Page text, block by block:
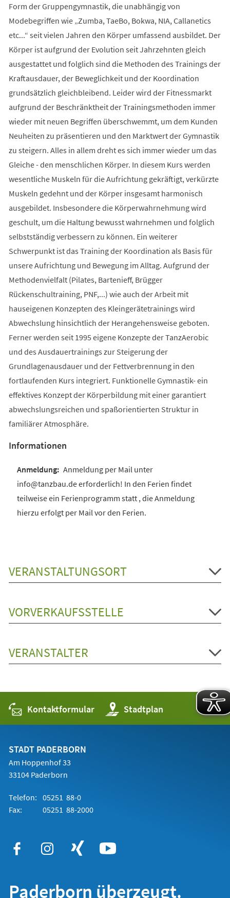
Form der Gruppengymnastik, die unabhängig von
Modebegriffen wie „Zumba, TaeBo, Bokwa, NIA, Callanetics
etc...“ seit vielen Jahren den Körper umfassend ausbildet. Der
Körper ist aufgrund der Evolution seit Jahrzehnten gleich
ausgestattet und folglich sind die Methoden des Trainings der
Kraftausdauer, der Beweglichkeit und der Koordination
grundsätzlich gleichbleibend. Leider wird der Fitnessmarkt
aufgrund der Beschränktheit der Trainingsmethoden immer
wieder mit neuen Begriffen überschwemmt, um dem Kunden
Neuheiten zu präsentieren und den Marktwert der Gymnastik
zu steigern. Alles in allem dreht es sich immer wieder um das
Gleiche - den menschlichen Körper. In diesem Kurs werden
wesentliche Muskeln für die Aufrichtung gekräftigt, verkürzte
Muskeln gedehnt und der Körper insgesamt harmonisch
ausgebildet. Insbesondere die Körperwahrnehmung wird
geschult, um die Haltung bewusst wahrnehmen und folglich
selbstständig verbessern zu können. Ein weiterer
Schwerpunkt ist das Training der Koordination als Basis für
unsere Aufrichtung und Bewegung im Alltag. Aufgrund der
Methodenvielfalt (Pilates, Bartenieff, Brügger
Rückenschultraining, PNF,...) wie auch der Arbeit mit
hauseigenen Konzepten des Kleingerätetrainings wird
Abwechslung hinsichtlich der Herangehensweise geboten.
Ferner werden seit 1995 eigene Konzepte der TanzAerobic
und des Ausdauertrainings zur Steigerung der
Grundlagenausdauer und der Fettverbrennung in den
fortlaufenden Kurs integriert. Funktionelle Gymnastik- ein
effektives Konzept der Körperbildung mit einer garantiert
abwechslungsreichen und spaßorientierten Struktur in
familiärer Atmosphäre.
Informationen
Anmeldung per Mail unter
info@tanzbau.de erforderlich! In den Ferien findet
teilweise ein Ferienprogramm statt , die Anmeldung
hierzu erfolgt per Mail vor den Ferien.
VERANSTALTUNGSORT
VORVERKAUFSSTELLE
VERANSTALTER
Kontaktformular Stadtplan
(Öffnet
in
einem
STADT PADERBORN
Am Hoppenhof 33
33104 Paderborn
Telefon: 05251 88-0
Fax:
05251 88-2000
Paderborn überzeugt.